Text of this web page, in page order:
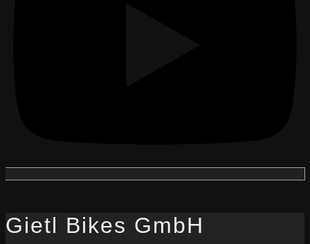
Gietl Bikes GmbH